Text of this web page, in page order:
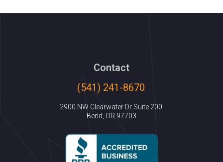
Contact
(541) 241-8670
2900 NW Clearwater Dr Suite 200,
Bend, OR 97703